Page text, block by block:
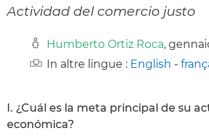
Actividad del comercio justo
Humberto Ortiz Roca,
In altre lingue : English -
I. ¿Cuál es la meta principal de su
económica?